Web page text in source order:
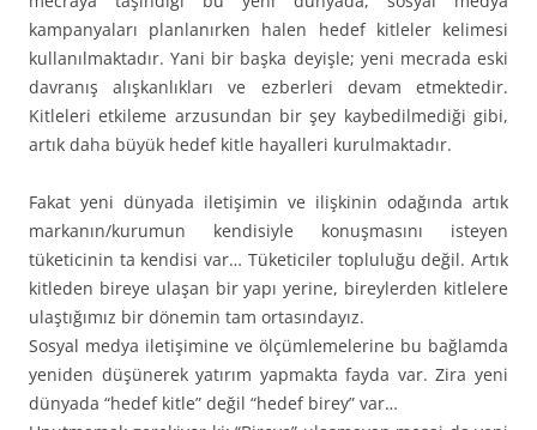
kampanyaları planlanırken halen hedef kitleler kelimesi
kullanılmaktadır. Yani bir başka deyişle; yeni mecrada eski
davranış alışkanlıkları ve ezberleri devam etmektedir.
Kitleleri etkileme arzusundan bir şey kaybedilmediği gibi,
artık daha büyük hedef kitle hayalleri kurulmaktadır.
Fakat yeni dünyada iletişimin ve ilişkinin odağında artık
markanın/kurumun kendisiyle konuşmasını isteyen
tüketicinin ta kendisi var… Tüketiciler topluluğu değil. Artık
kitleden bireye ulaşan bir yapı yerine, bireylerden kitlelere
ulaştığımız bir dönemin tam ortasındayız.
Sosyal medya iletişimine ve ölçümlemelerine bu bağlamda
yeniden düşünerek yatırım yapmakta fayda var. Zira yeni
dünyada “hedef kitle” değil “hedef birey” var…